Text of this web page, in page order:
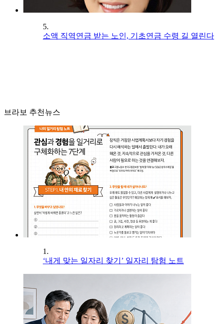
5.
소액 직역연금 받는 노인, 기초연금 수령 길 열린다
브라보 추천뉴스
1.
‘내게 맞는 일자리 찾기’ 일자리 탐험 노트